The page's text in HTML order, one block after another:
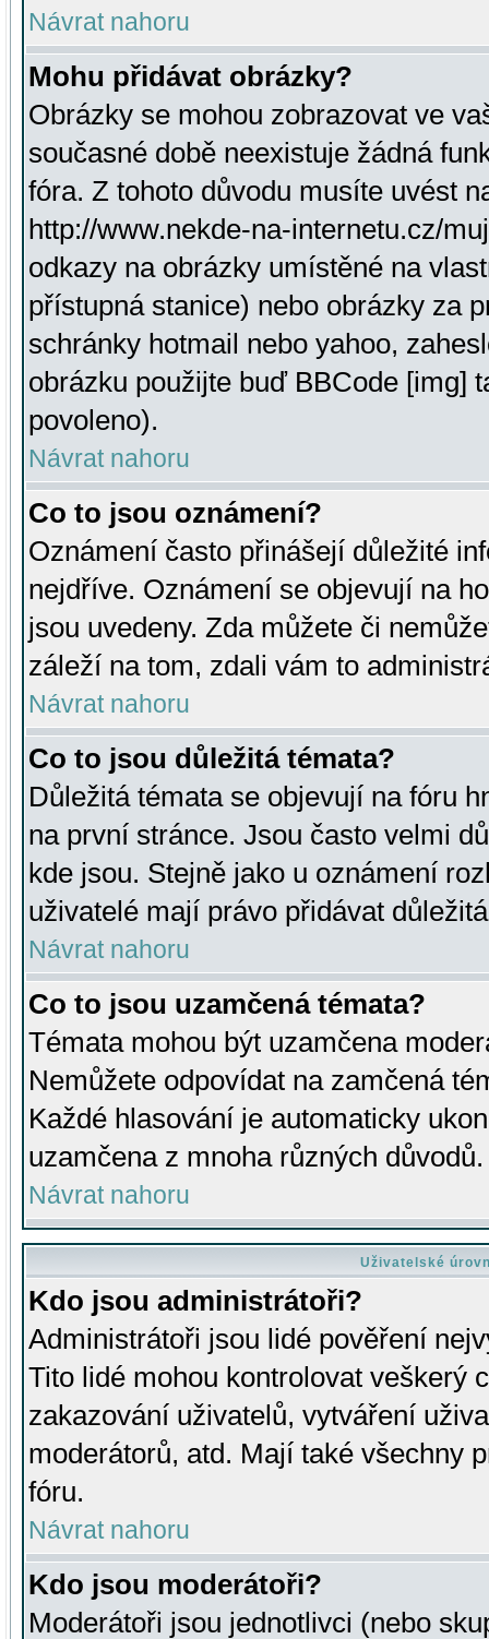
Návrat nahoru
Mohu přidávat obrázky?
Obrázky se mohou zobrazovat ve
současné době neexistuje žádná
fóra. Z tohoto důvodu musíte uvést
http://www.nekde-na-internetu.cz/
odkazy na obrázky umístěné na
přístupná stanice) nebo obrázky za
schránky hotmail nebo yahoo,
obrázku použijte buď BBCode [img]
povoleno).
Návrat nahoru
Co to jsou oznámení?
Oznámení často přinášejí důležité
nejdříve. Oznámení se objevují na
jsou uvedeny. Zda můžete či
záleží na tom, zdali vám to
Návrat nahoru
Co to jsou důležitá témata?
Důležitá témata se objevují na fóru
na první stránce. Jsou často velmi
kde jsou. Stejně jako u oznámení
uživatelé mají právo přidávat
Návrat nahoru
Co to jsou uzamčená témata?
Témata mohou být uzamčena
Nemůžete odpovídat na zamčená
Každé hlasování je automaticky
uzamčena z mnoha různých důvodů.
Návrat nahoru
Uživatelské
Kdo jsou administrátoři?
Administrátoři jsou lidé pověření
Tito lidé mohou kontrolovat veškerý
zakazování uživatelů, vytváření
moderátorů, atd. Mají také všechny
fóru.
Návrat nahoru
Kdo jsou moderátoři?
Moderátoři jsou jednotlivci (nebo